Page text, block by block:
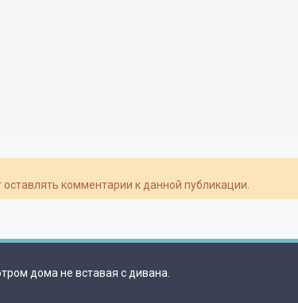
оставлять комментарии к данной публикации.
дома не вставая с дивана.